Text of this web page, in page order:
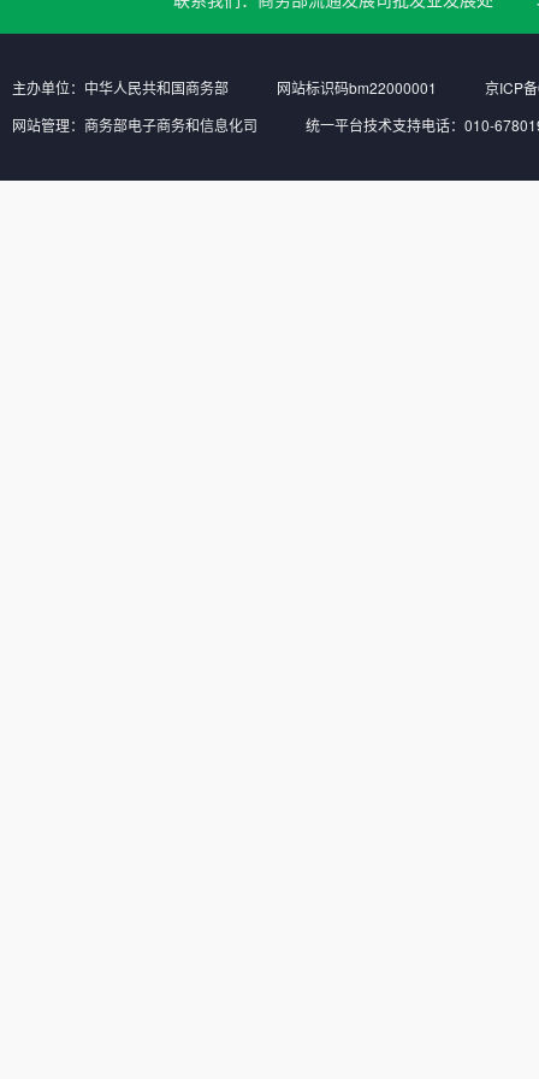
主办单位：中华人民共和国商务部 网站标识码bm22000001
京ICP
网站管理：商务部电子商务和信息化司
统一平台技术支持电话：010-